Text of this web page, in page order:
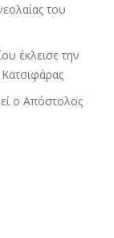
του
έκλεισε την
ο Απόστολος